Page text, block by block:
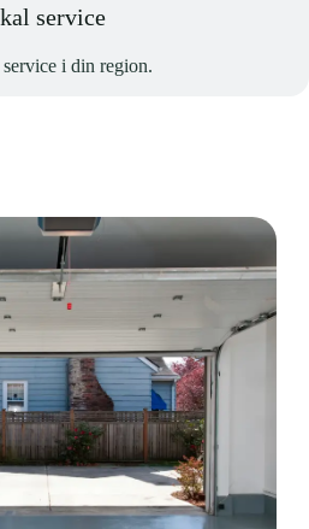
service
i din region.